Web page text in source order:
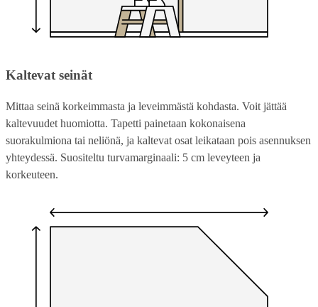
Kaltevat seinät
Mittaa seinä korkeimmasta ja leveimmästä kohdasta. Voit jättää
kaltevuudet huomiotta. Tapetti painetaan kokonaisena
suorakulmiona tai neliönä, ja kaltevat osat leikataan pois asennuksen
yhteydessä. Suositeltu turvamarginaali: 5 cm leveyteen ja
korkeuteen.